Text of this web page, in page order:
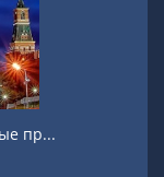
пр...